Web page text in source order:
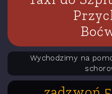
Wychodzimy na